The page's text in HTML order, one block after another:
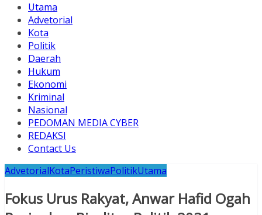
Utama
Advetorial
Kota
Politik
Daerah
Hukum
Ekonomi
Kriminal
Nasional
PEDOMAN MEDIA CYBER
REDAKSI
Contact Us
AdvetorialKotaPeristiwaPolitikUtama
Fokus Urus Rakyat, Anwar Hafid Ogah